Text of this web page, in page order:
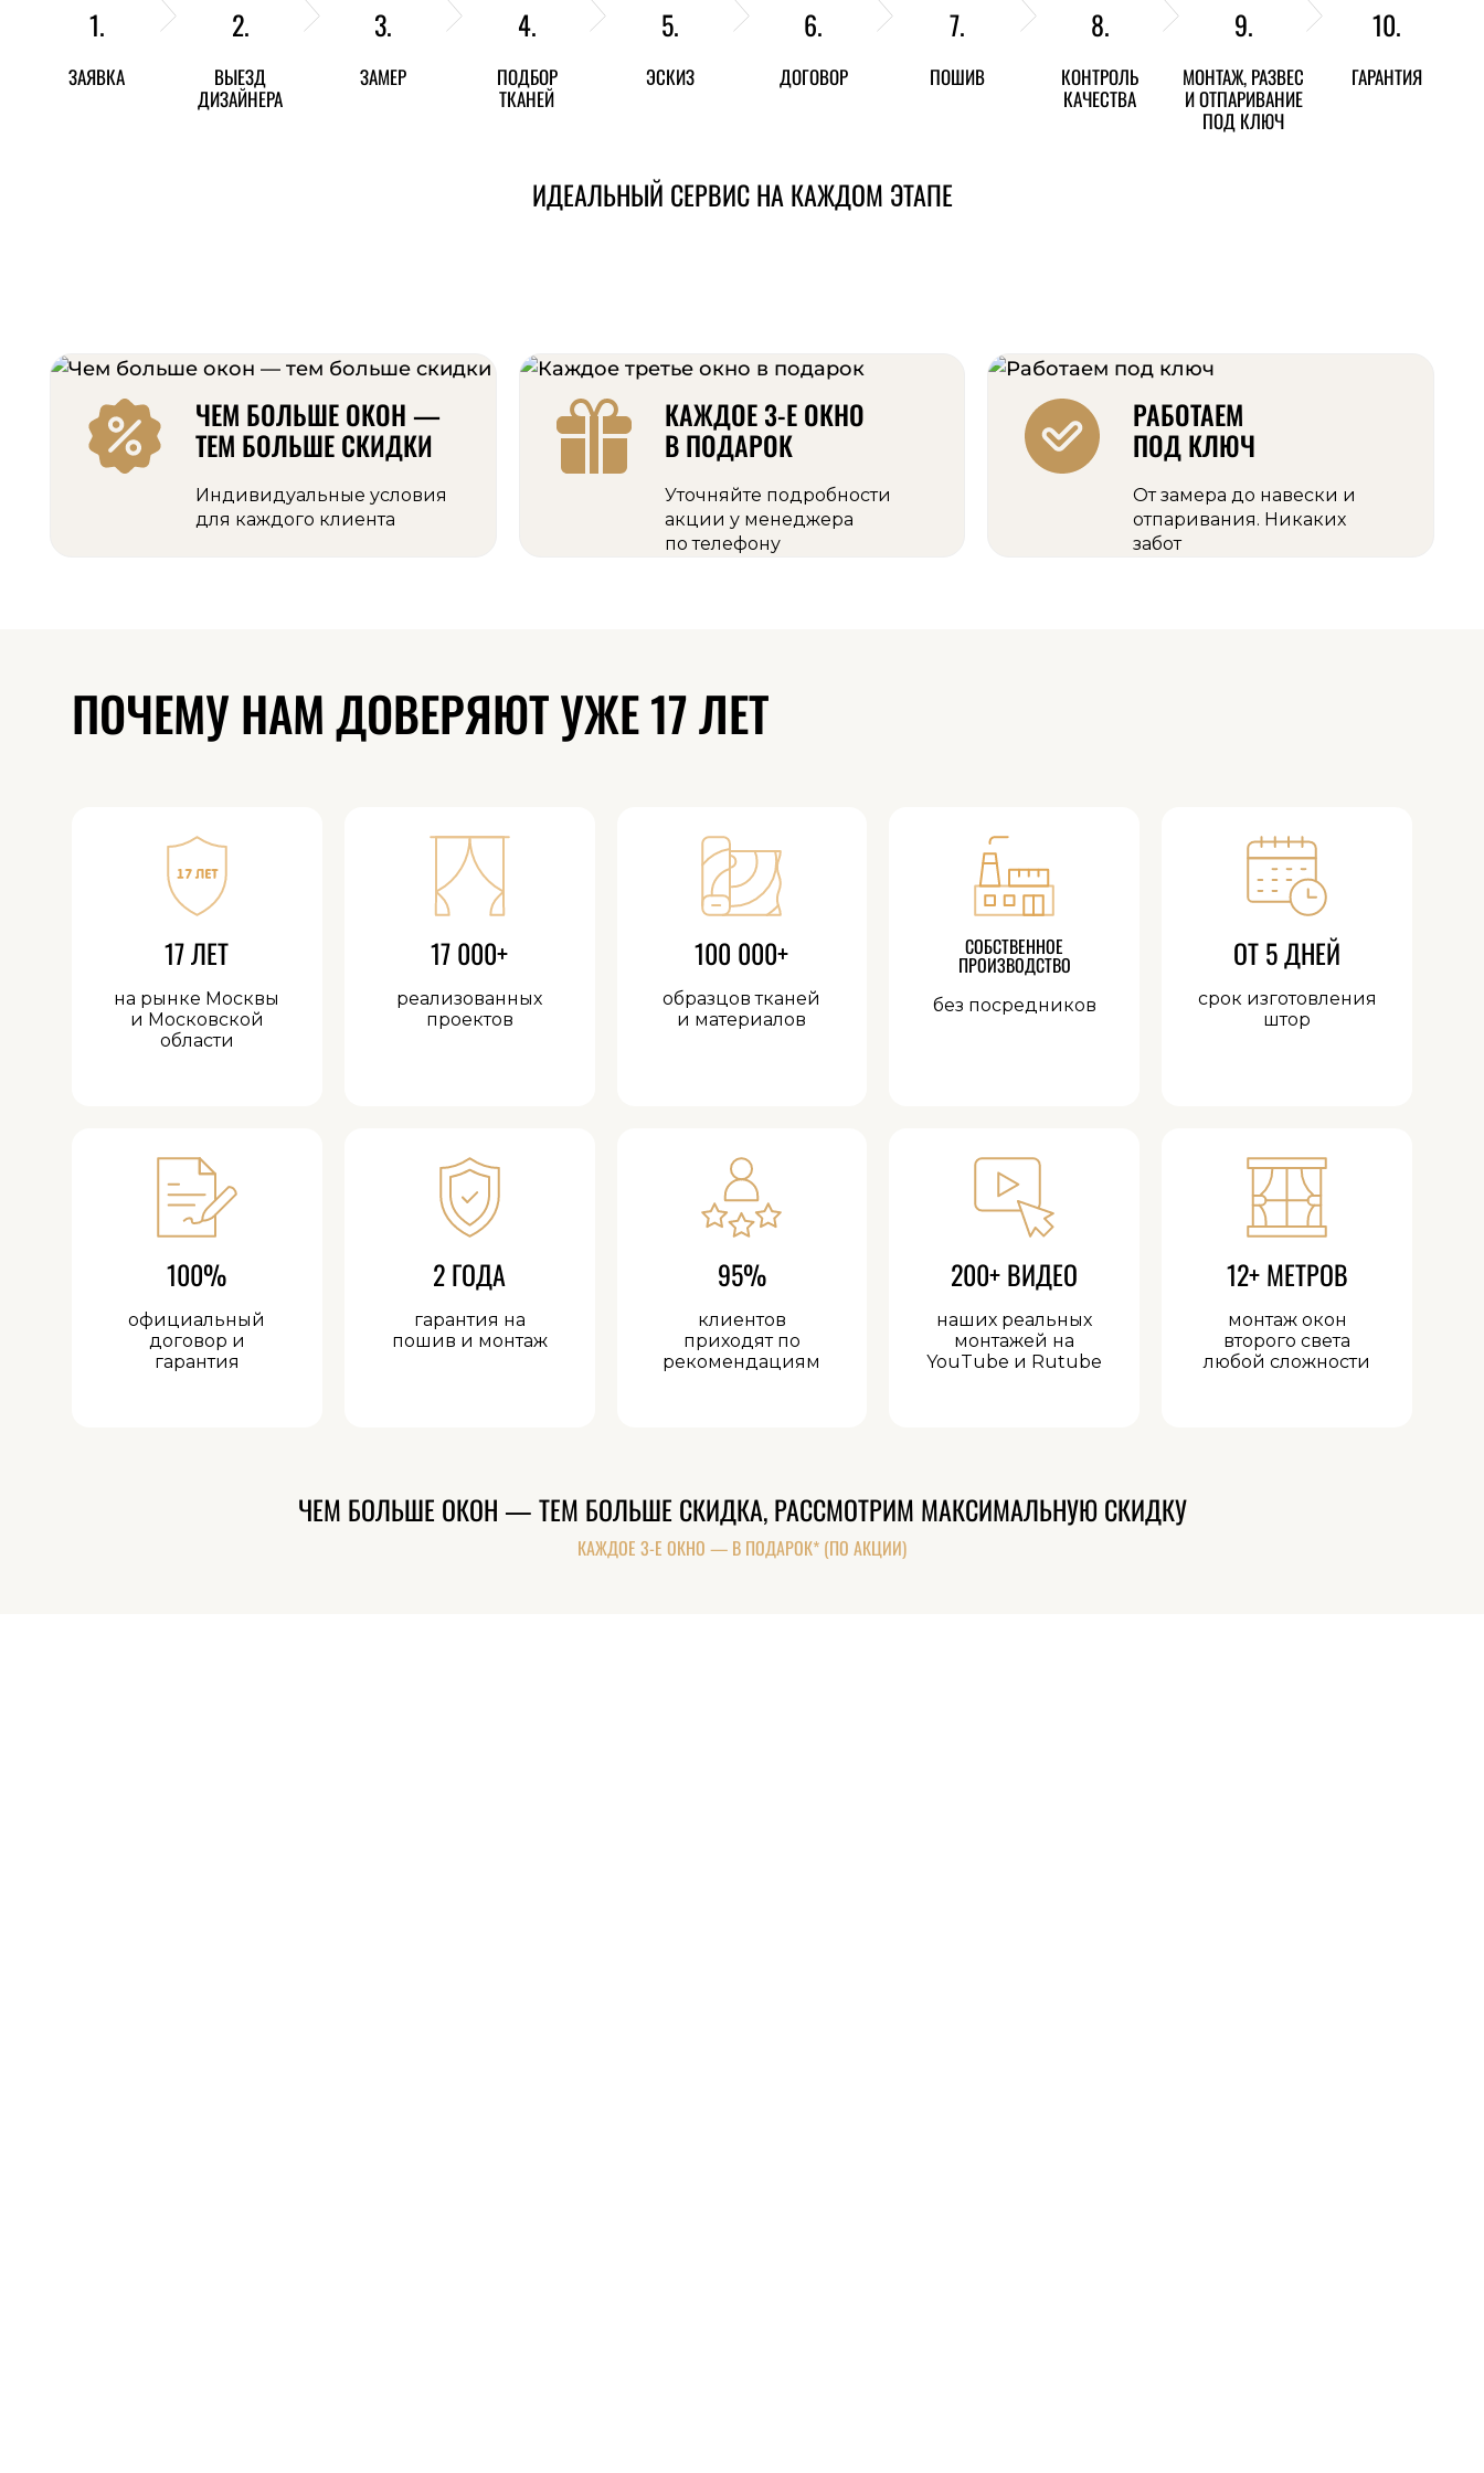
1.
ЗАЯВКА
2.
ВЫЕЗД
ДИЗАЙНЕРА
3.
ЗАМЕР
4.
ПОДБОР
ТКАНЕЙ
5.
ЭСКИЗ
6.
ДОГОВОР
7.
ПОШИВ
8.
КОНТРОЛЬ
КАЧЕСТВА
9.
МОНТАЖ, РАЗВЕС
И ОТПАРИВАНИЕ
ПОД КЛЮЧ
10.
ГАРАНТИЯ
ИДЕАЛЬНЫЙ СЕРВИС НА КАЖДОМ ЭТАПЕ
ЧЕМ БОЛЬШЕ ОКОН —
ТЕМ БОЛЬШЕ СКИДКИ
Индивидуальные условия
для каждого клиента
КАЖДОЕ 3-Е ОКНО
В ПОДАРОК
Уточняйте подробности
акции у менеджера
по телефону
РАБОТАЕМ
ПОД КЛЮЧ
От замера до навески и
отпаривания. Никаких
забот
ПОЧЕМУ НАМ ДОВЕРЯЮТ УЖЕ 17 ЛЕТ
17 ЛЕТ
на рынке Москвы
и Московской
области
17 000+
реализованных
проектов
100 000+
образцов тканей
и материалов
СОБСТВЕННОЕ
ПРОИЗВОДСТВО
без посредников
ОТ 5 ДНЕЙ
срок изготовления
штор
100%
официальный
договор и
гарантия
2 ГОДА
гарантия на
пошив и монтаж
95%
клиентов
приходят по
рекомендациям
200+ ВИДЕО
наших реальных
монтажей на
YouTube и Rutube
12+ МЕТРОВ
монтаж окон
второго света
любой сложности
ЧЕМ БОЛЬШЕ ОКОН — ТЕМ БОЛЬШЕ СКИДКА, РАССМОТРИМ МАКСИМАЛЬНУЮ СКИДКУ
КАЖДОЕ 3-Е ОКНО — В ПОДАРОК* (ПО АКЦИИ)